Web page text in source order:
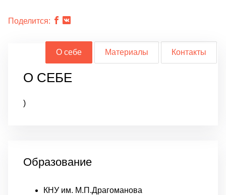
Поделится:
О себе Материалы Контакты
О СЕБЕ
)
Образование
КНУ им. М.П.Драгоманова